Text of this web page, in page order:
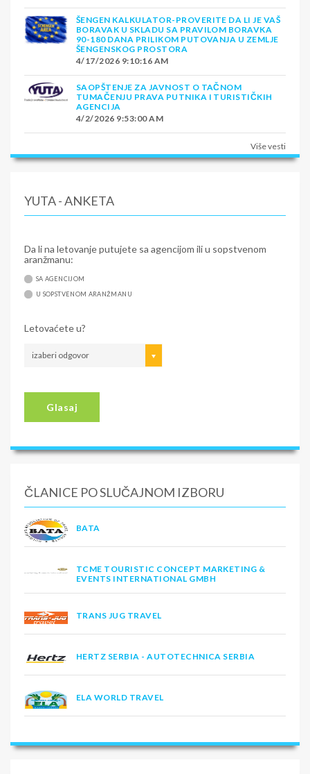
ŠENGEN KALKULATOR-PROVERITE DA LI JE VAŠ
BORAVAK U SKLADU SA PRAVILOM BORAVKA
90-180 DANA PRILIKOM PUTOVANJA U ZEMLJE
ŠENGENSKOG PROSTORA
4/17/2026 9:10:16 AM
SAOPŠTENJE ZA JAVNOST O TAČNOM
TUMAČENJU PRAVA PUTNIKA I TURISTIČKIH
AGENCIJA
4/2/2026 9:53:00 AM
Više vesti
YUTA - ANKETA
Da li na letovanje putujete sa agencijom ili u sopstvenom
aranžmanu:
SA AGENCIJOM
U SOPSTVENOM ARANŽMANU
Letovaćete u?
izaberi odgovor
Glasaj
ČLANICE PO SLUČAJNOM IZBORU
BATA
TCME TOURISTIC CONCEPT MARKETING &
EVENTS INTERNATIONAL GMBH
TRANS JUG TRAVEL
HERTZ SERBIA - AUTOTECHNICA SERBIA
ELA WORLD TRAVEL